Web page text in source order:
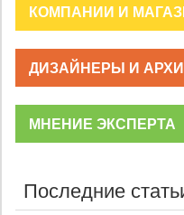
КОМПАНИИ И
ДИЗАЙНЕРЫ И
МНЕНИЕ ЭКСПЕРТА
Последние